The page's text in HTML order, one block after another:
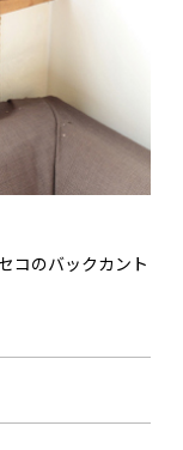
コのバックカント